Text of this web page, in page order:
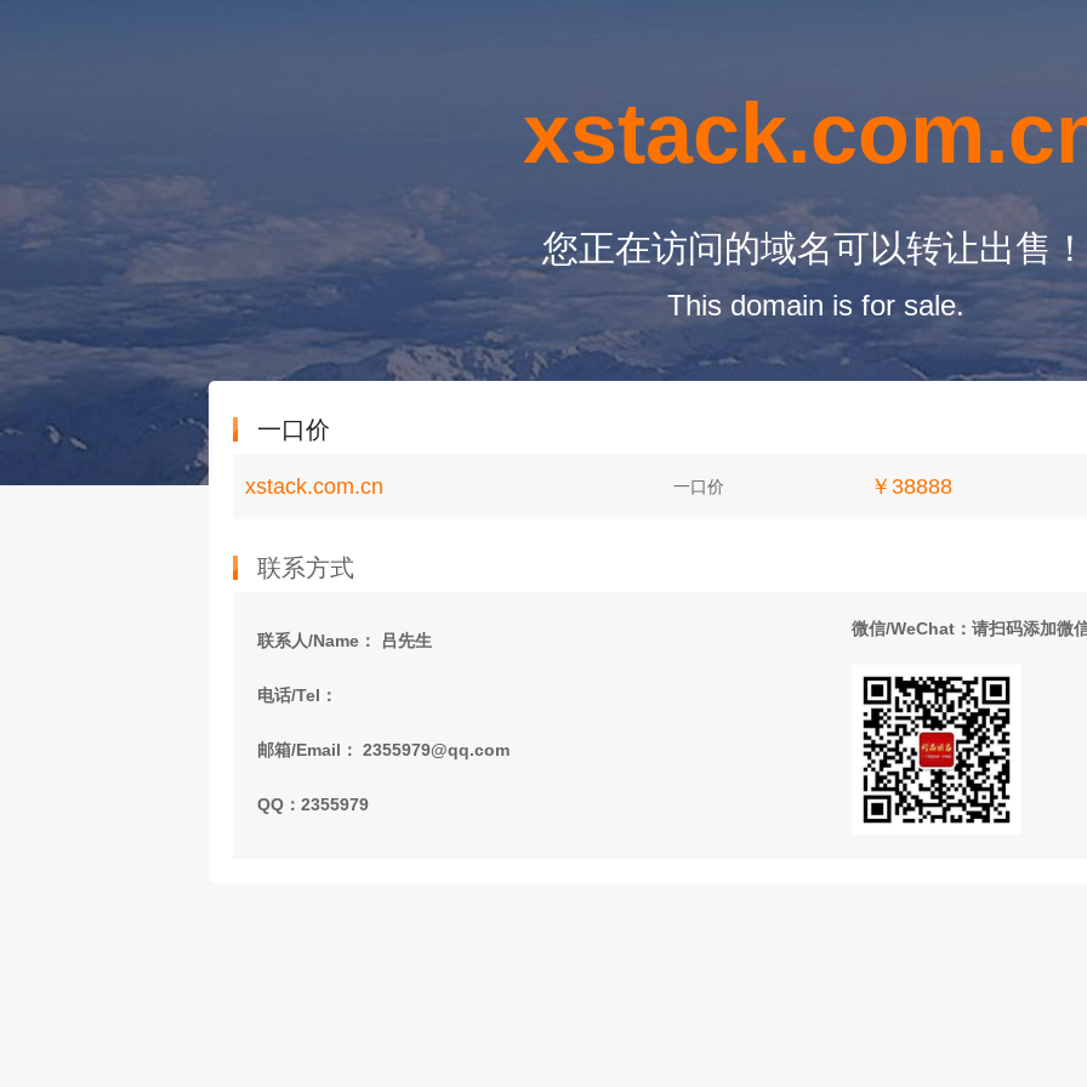
您正在访问的域名可以转让出售！
This domain is for sale.
一口价
xstack.com.cn 一口价 ￥38888
联系方式
联系人/Name： 吕先生
电话/Tel：
邮箱/Email： 2355979@qq.com
QQ：2355979
微信/WeChat：请扫码添加微